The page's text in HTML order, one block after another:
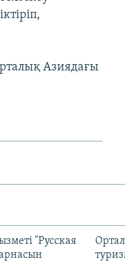
Азиядағы
"Русская